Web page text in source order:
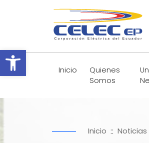
Abrir barra de
Inicio
Quienes
Somos
Inicio :: Noticias